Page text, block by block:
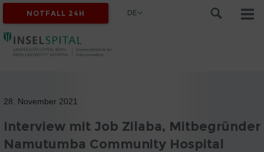
NOTFALL 24H DE
28. November 2021
Interview mit Job Zilaba, Mitbegründer
Namutumba Community Hospital